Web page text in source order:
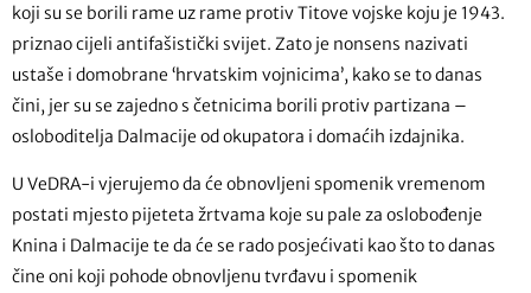
koji su se borili rame uz rame protiv Titove vojske koju je 1943.
priznao cijeli antifašistički svijet. Zato je nonsens nazivati
ustaše i domobrane ‘hrvatskim vojnicima’, kako se to danas
čini, jer su se zajedno s četnicima borili protiv partizana –
osloboditelja Dalmacije od okupatora i domaćih izdajnika.
U VeDRA-i vjerujemo da će obnovljeni spomenik vremenom
postati mjesto pijeteta žrtvama koje su pale za oslobođenje
Knina i Dalmacije te da će se rado posjećivati kao što to danas
čine oni koji pohode obnovljenu tvrđavu i spomenik